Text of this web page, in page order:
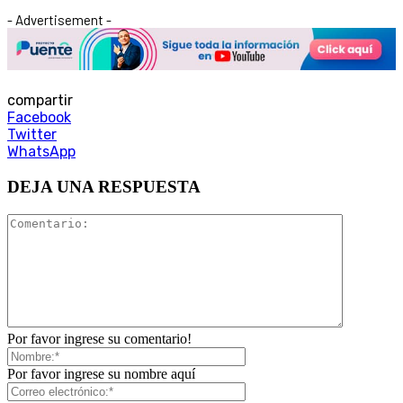
- Advertisement -
compartir
Facebook
Twitter
WhatsApp
DEJA UNA RESPUESTA
Por favor ingrese su comentario!
Por favor ingrese su nombre aquí